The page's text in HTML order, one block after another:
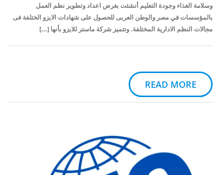
وسلامة الغذاء وجودة التعليم أنشئت بغرض اعداد وتطوير نظم العمل
بالمؤسسات في مصر والوطن العربى للحصول على شهادات الايزو الختلفة فى
مجالات النظم الادارية المختلفة. وتتميز شركة ماستر للايزو بأنها [...]
READ MORE